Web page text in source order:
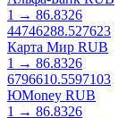
1 → 86.8326
44746288.527623
Карта Мир RUB
1 → 86.8326
6796610.5597103
ЮMoney RUB
1 → 86.8326